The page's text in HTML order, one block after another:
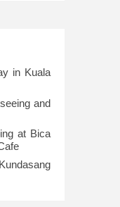
in Kuala
and
at Bica